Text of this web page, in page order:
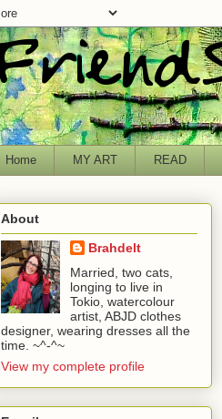
Home MY ART READ
About
Brahdelt
Married, two cats,
longing to live in
Tokio, watercolour
artist, ABJD clothes
designer, wearing dresses all the
time. ~^-^~
View my complete profile